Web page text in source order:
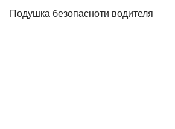
Подушка безопасноти водителя